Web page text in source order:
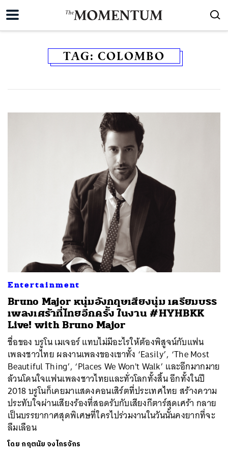
TAG: COLOMBO
Entertainment
Bruno Major หนุ่มอังกฤษเสียงนุ่ม เตรียมบรร
เพลงเศร้าที่ไทยอีกครั้ง ในงาน #HYHBKK
Live! with Bruno Major
ชื่อของ บรูโน เมเจอร์ แทบไม่มีอะไรให้ต้องพิสูจน์กับแฟน
เพลงชาวไทย ผลงานเพลงของเขาทั้ง ‘Easily’, ‘The Most
Beautiful Thing’, ‘Places We Won't Walk’ และอีกมากมาย
ล้วนโดนใจแฟนเพลงชาวไทยและทั่วโลกทั้งสิ้น อีกทั้งในปี
2018 บรูโนก็เคยมาแสดงคอนเสิร์ตที่ประเทศไทย สร้างความ
ประทับใจผ่านเสียงร้องที่สอดรับกับเสียงกีตาร์สุดเศร้า กลาย
เป็นบรรยากาศสุดพิเศษที่ใครไปร่วมงานในวันนั้นคงยากที่จะ
ลืมเลือน
โดย กฤตนัย จงไกรจักร
SHARE TWEET LINE EMAIL